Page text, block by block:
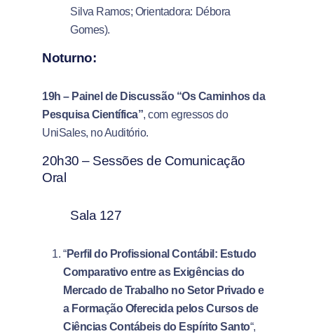
Silva Ramos; Orientadora: Débora
Gomes).
Noturno:
19h – Painel de Discussão “Os Caminhos da
Pesquisa Científica”, com egressos do
UniSales, no Auditório.
20h30 – Sessões de Comunicação
Oral
Sala 127
“Perfil do Profissional Contábil: Estudo
Comparativo entre as Exigências do
Mercado de Trabalho no Setor Privado e
a Formação Oferecida pelos Cursos de
Ciências Contábeis do Espírito Santo“,